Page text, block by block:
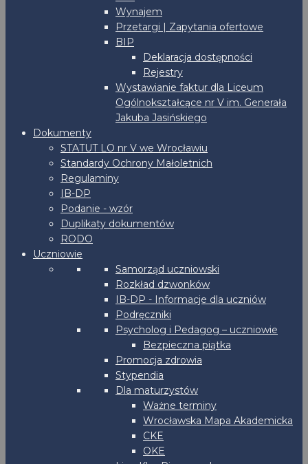
Wynajem
Przetargi | Zapytania ofertowe
BIP
Deklaracja dostępności
Rejestry
Wystawianie faktur dla Liceum
Ogólnokształcące nr V im. Generała
Jakuba Jasińskiego
Dokumenty
STATUT LO nr V we Wrocławiu
Standardy Ochrony Małoletnich
Regulaminy
IB-DP
Podanie - wzór
Duplikaty dokumentów
RODO
Uczniowie
Samorząd uczniowski
Rozkład dzwonków
IB-DP - Informacje dla uczniów
Podręczniki
Psycholog i Pedagog – uczniowie
Bezpieczna piątka
Promocja zdrowia
Stypendia
Dla maturzystów
Ważne terminy
Wrocławska Mapa Akademicka
CKE
OKE